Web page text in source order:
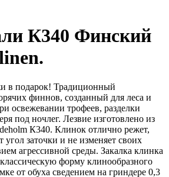
К340 Финский
в подарок! Традиционный
финнов, созданный для леса и
освежевании трофеев, разделки
под ночлег. Лезвие изготовлено из
К340. Клинок отлично режет,
заточки и не изменяет своих
агрессивной среды. Закалка клинка
форму клинообразного
от обуха сведением на гриндере 0,3